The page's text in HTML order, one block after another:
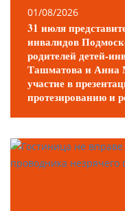
01/08/2026
31 июля
инвалидов
родителей детей-
Ташматова и Анна
участие в
протезированию и